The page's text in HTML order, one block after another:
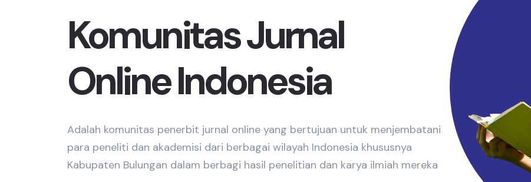
Komunitas Jurnal
Online Indonesia
Adalah komunitas penerbit jurnal online yang bertujuan untuk menjembatani
para peneliti dan akademisi dari berbagai wilayah Indonesia khususnya
Kabupaten Bulungan dalam berbagi hasil penelitian dan karya ilmiah mereka